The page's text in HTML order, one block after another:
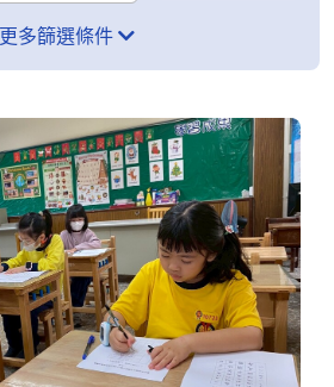
更多篩選條件